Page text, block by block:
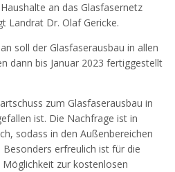
an das Glasfasernetz
Landrat Dr. Olaf Gericke.
soll der Glasfaserausbau in allen
dann bis Januar 2023 fertiggestellt
zum Glasfaserausbau in
ist. Die Nachfrage ist in
sodass in den Außenbereichen
erfreulich ist für die
zur kostenlosen